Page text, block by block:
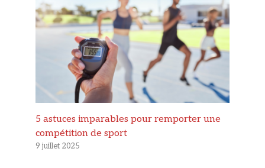
5 astuces imparables pour remporter une
compétition de sport
9 juillet 2025